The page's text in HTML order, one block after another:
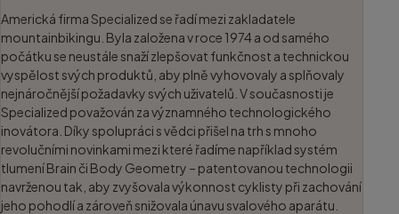
Americká firma Specialized se řadí mezi zakladatele
mountainbikingu. Byla založena v roce 1974 a od samého
počátku se neustále snaží zlepšovat funkčnost a technickou
vyspělost svých produktů, aby plně vyhovovaly a splňovaly
nejnáročnější požadavky svých uživatelů. V současnosti je
Specialized považován za významného technologického
inovátora. Díky spolupráci s vědci přišel na trh s mnoho
revolučními novinkami mezi které řadíme například systém
tlumení Brain či Body Geometry – patentovanou technologii
navrženou tak, aby zvyšovala výkonnost cyklisty při zachování
jeho pohodlí a zároveň snižovala únavu svalového aparátu.